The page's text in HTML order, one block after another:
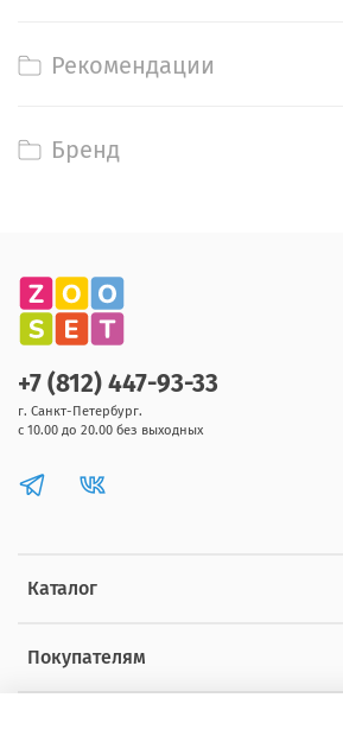
Рекомендации
Бренд
Каталог
Покупателям
+7 (812) 447-93-33
г. Санкт-Петербург.
с 10.00 до 20.00 без выходных